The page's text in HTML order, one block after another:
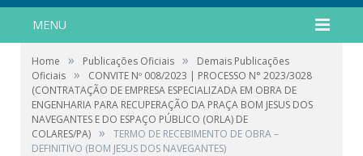
MENU
Home » Publicações Oficiais »
Demais Publicações
Oficiais »
CONVITE Nº 008/2023 | PROCESSO N° 2023/3028
(CONTRATAÇÃO DE EMPRESA ESPECIALIZADA EM OBRA DE
ENGENHARIA PARA RECUPERAÇÃO DA PRAÇA BOM JESUS DOS
NAVEGANTES E DO ESPAÇO PÚBLICO (ORLA) DE
COLARES/PA) »
TERMO DE RECEBIMENTO DE OBRA –
DEFINITIVO (BOM JESUS DOS NAVEGANTES)